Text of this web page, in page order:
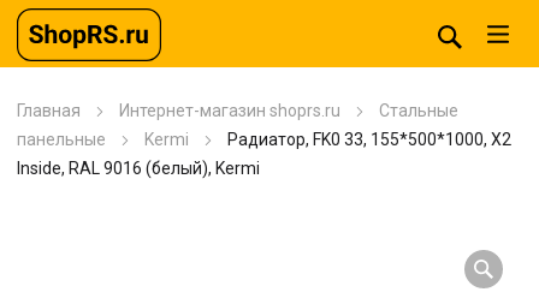
Главная Интернет-магазин shoprs.ru
Стальные
панельные
Kermi
Радиатор, FK0 33, 155*500*1000, X2
Inside, RAL 9016 (белый), Kermi